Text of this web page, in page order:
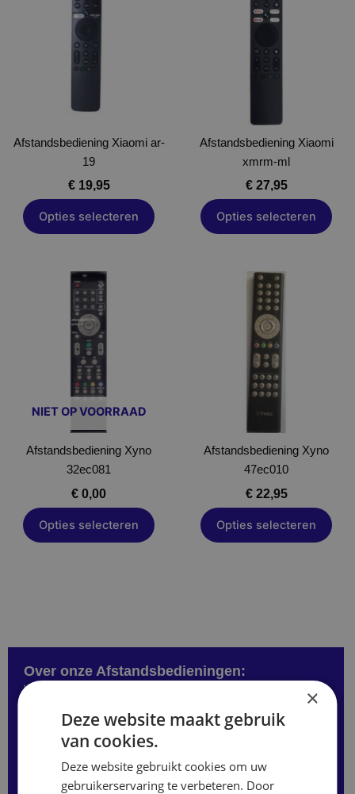
Afstandsbediening Xiaomi ar-
19
€19,95
Opties selecteren
heeft
Deze
kan
worden
op
de
productpagina
Afstandsbediening Xiaomi
xmrm-ml
€27,95
Opties selecteren
heeft
variaties.
Deze
gekozen
worden
op
de
productpagina
NIET OP VOORRAAD
Afstandsbediening Xyno
32ec081
€ 0,00
Opties selecteren
Dit
product
heeft
meerdere
variaties.
Deze
optie
kan
gekozen
worden
op
de
productpagina
Afstandsbediening Xyno
47ec010
€22,95
Opties selecteren
Dit
product
heeft
meerdere
variaties.
Deze
optie
kan
gekozen
worden
op
de
productpagina
Over onze Afstandsbedieningen:
We hebben afstandsbedieningen in verschillende types.
hiernaast even in of bel ons en we bespreken samen de
mogelijkheden.
Accessoires & overige
×
Deze website maakt gebruik
van cookies.
Deze website gebruikt cookies om uw
gebruikerservaring te verbeteren. Door